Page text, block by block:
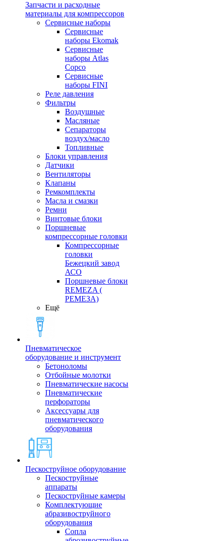
Запчасти и расходные
материалы для компрессоров
Cервисные наборы
Сервисные
наборы Ekomak
Cервисные
наборы Atlas
Copco
Сервисные
наборы FINI
Реле давления
Фильтры
Воздушные
Масляные
Сепараторы
воздух/масло
Топливные
Блоки управления
Датчики
Вентиляторы
Клапаны
Ремкомплекты
Масла и смазки
Ремни
Винтовые блоки
Поршневые
компрессорные головки
Компрессорные
головки
Бежецкий завод
АСО
Поршневые блоки
REMEZA (
РЕМЕЗА)
Ещё
Пневматическое
оборудование и инструмент
Бетоноломы
Отбойные молотки
Пневматические насосы
Пневматические
перфораторы
Аксессуары для
пневматического
оборудования
Пескоструйное оборудование
Пескоструйные
аппараты
Пескоструйные камеры
Комплектующие
абразивоструйного
оборудования
Сопла